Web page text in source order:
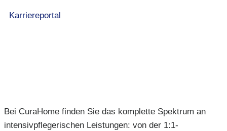
Karriereportal
Bei CuraHome finden Sie das komplette Spektrum an
intensivpflegerischen Leistungen: von der 1:1-